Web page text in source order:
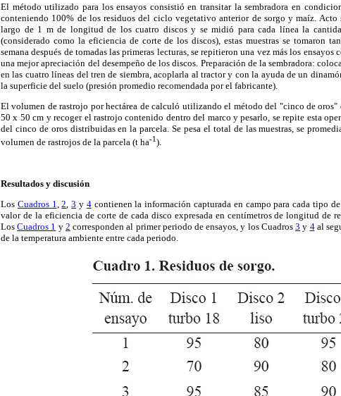
El método utilizado para los ensayos consistió en transitar la sembradora en
conteniendo 100% de los residuos del ciclo vegetativo anterior de sorgo y maíz. Acto
largo de 1 m de longitud de los cuatro discos y se midió para cada línea la
(considerado como la eficiencia de corte de los discos), estas muestras se tomaron
semana después de tomadas las primeras lecturas, se repitieron una vez más los
una mejor apreciación del desempeño de los discos. Preparación de la sembradora:
en las cuatro líneas del tren de siembra, acoplarla al tractor y con la ayuda de un
la superficie del suelo (presión promedio recomendada por el fabricante).
El volumen de rastrojo por hectárea de calculó utilizando el método del "cinco de
50 x 50 cm y recoger el rastrojo contenido dentro del marco y pesarlo, se repite esta
del cinco de oros distribuidas en la parcela. Se pesa el total de las muestras, se
volumen de rastrojos de la parcela (t ha-1).
Resultados y discusión
Los Cuadros 1 ,2 ,3 y 4contienen la información capturada en campo para cada tipo
valor de la eficiencia de corte de cada disco expresada en centímetros de longitud de
LosCuadros 1 y 2 corresponden al primer periodo de ensayos, y los Cuadros3 y 4al
de la temperatura ambiente entre cada periodo.